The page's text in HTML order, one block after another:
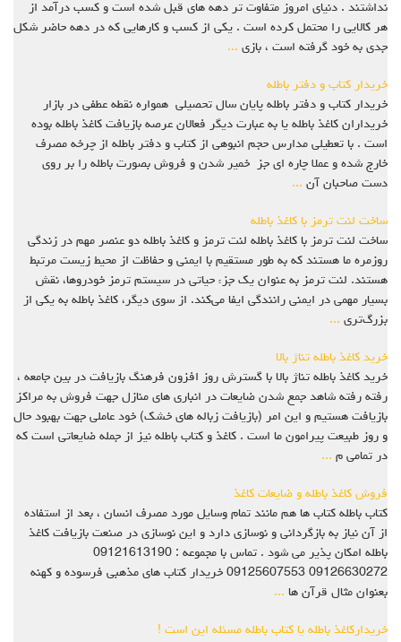
نداشتند . دنیای امروز متفاوت تر دهه های قبل شده است و کسب درآمد از
هر کالایی را محتمل کرده است . یکی از کسب و کارهایی که در دهه حاضر شکل
جدی به خود گرفته است ، بازی ...
خریدار کتاب و دفتر باطله
خریدار کتاب و دفتر باطله پایان سال تحصیلی همواره نقطه عطفی در بازار
خریداران کاغذ باطله یا به عبارت دیگر فعالان عرصه بازیافت کاغذ باطله بوده
است . با تعطیلی مدارس حجم انبوهی از کتاب و دفتر باطله از چرخه مصرف
خارج شده و عملا چاره ای جز خمیر شدن و فروش بصورت باطله را بر روی
دست صاحبان آن ...
ساخت لنت ترمز با کاغذ باطله
ساخت لنت ترمز با کاغذ باطله لنت ترمز و کاغذ باطله دو عنصر مهم در زندگی
روزمره ما هستند که به طور مستقیم با ایمنی و حفاظت از محیط زیست مرتبط
هستند. لنت ترمز به عنوان یک جزء حیاتی در سیستم ترمز خودروها، نقش
بسیار مهمی در ایمنی رانندگی ایفا می‌کند. از سوی دیگر، کاغذ باطله به یکی از
بزرگ‌تری ...
خرید کاغذ باطله تناژ بالا
خرید کاغذ باطله تناژ بالا با گسترش روز افزون فرهنگ بازیافت در بین جامعه ،
رفته رفته شاهد جمع شدن ضایعات در انباری های منازل جهت فروش به مراکز
بازیافت هستیم و این امر (بازیافت زباله های خشک) خود عاملی جهت بهبود حال
و روز طبیعت پیرامون ما است . کاغذ و کتاب باطله نیز از جمله ضایعاتی است که
در تمامی م ...
فروش کاغذ باطله و ضایعات کاغذ
کتاب باطله کتاب ها هم مانند تمام وسایل مورد مصرف انسان ، بعد از استفاده
از آن نیاز به بازگردانی و نوسازی دارد و این نوسازی در صنعت بازیافت کاغذ
باطله امکان پذیر می شود . تماس با مجموعه : 09121613190
09126630272 09125607553 خریدار کتاب های مذهبی فرسوده و کهنه
بعنوان مثال قرآن ها ...
خریدارکاغذ باطله یا کتاب باطله مسئله این است !